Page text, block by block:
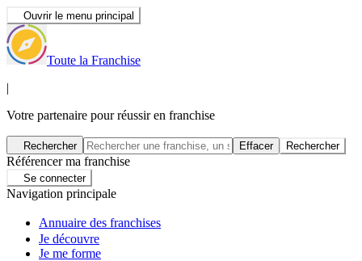
Ouvrir le menu principal
Toute la Franchise
|
Votre partenaire pour réussir en franchise
Rechercher Effacer Rechercher
Référencer ma franchise
Se connecter
Navigation principale
Annuaire des franchises
Je découvre
Je me forme